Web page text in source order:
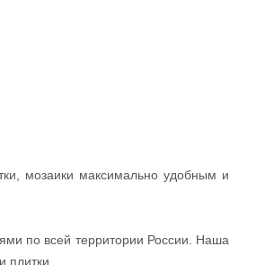
мозаики максимально удобным и
по всей территории России. Наша